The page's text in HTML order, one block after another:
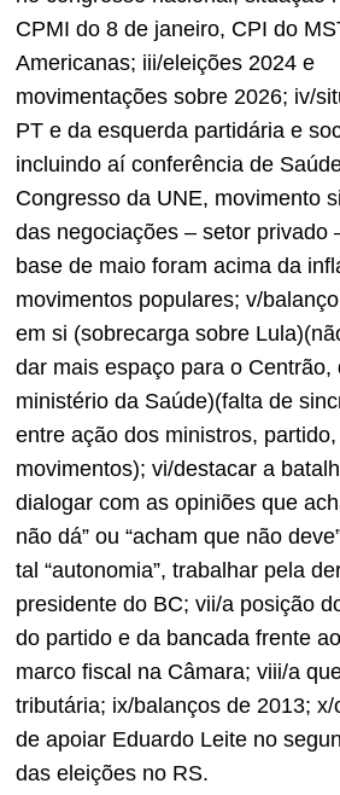
CPMI do 8 de janeiro, CPI do
Americanas; iii/eleições 2024 e
movimentações sobre 2026; iv/
PT e da esquerda partidária e
incluindo aí conferência de
Congresso da UNE, movimento
das negociações – setor privado
base de maio foram acima da
movimentos populares; v/
em si (sobrecarga sobre
dar mais espaço para o Centrão,
ministério da Saúde)(falta de
entre ação dos ministros, partido,
movimentos); vi/destacar a
dialogar com as opiniões que
não dá” ou “acham que não
tal “autonomia”, trabalhar pela
presidente do BC; vii/a posição
do partido e da bancada frente
marco fiscal na Câmara; viii/a
tributária; ix/balanços de 2013;
de apoiar Eduardo Leite no
das eleições no RS.